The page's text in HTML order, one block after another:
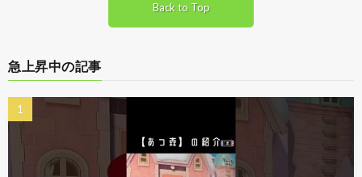
Back to Top
急上昇中の記事